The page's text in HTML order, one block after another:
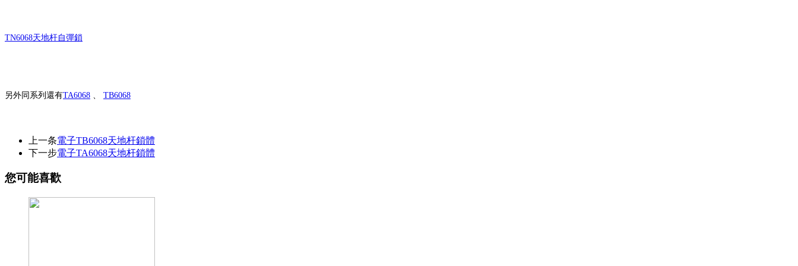
TN6068天地杆自彈鎖
另外同系列還有TA6068 TB6068
上一条電子TB6068天地杆鎖體
下一步電子TA6068天地杆鎖體
您可能喜歡